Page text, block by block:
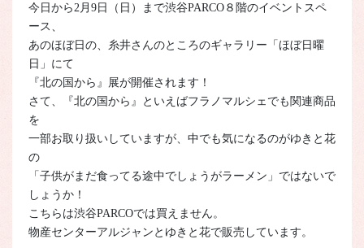
今日から2月9日（日）まで渋谷PARCO８階のイベントスペ
ース、
あのほぼ日の、糸井さんのところのギャラリー「ほぼ日曜
日」にて
『北の国から』展が開催されます！
さて、『北の国から』といえばフラノマルシェでも関連商品
を
一部お取り扱いしていますが、中でも気になるのがゆきと花
の
「子供がまだ食ってる途中でしょうがラーメン」ではないで
しょうか！
こちらは渋谷PARCOでは買えません。
物産センターアルジャンとゆきと花で販売しています。